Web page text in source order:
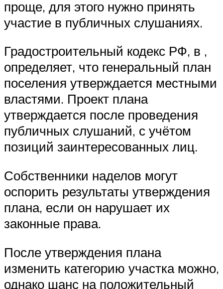
проще, для этого нужно принять
участие в публичных слушаниях.
Градостроительный кодекс РФ, в ,
определяет, что генеральный план
поселения утверждается местными
властями. Проект плана
утверждается после проведения
публичных слушаний, с учётом
позиций заинтересованных лиц.
Собственники наделов могут
оспорить результаты утверждения
плана, если он нарушает их
законные права.
После утверждения плана
изменить категорию участка можно,
однако шанс на положительный